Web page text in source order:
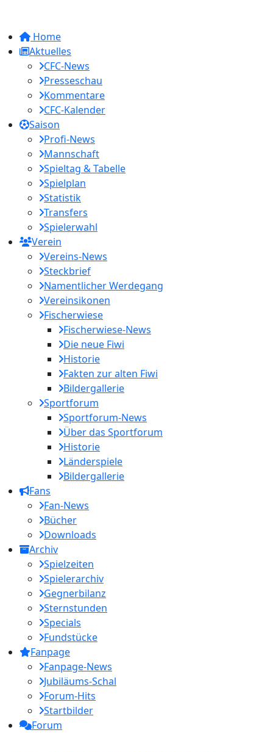
Home
Aktuelles
CFC-News
Presseschau
Kommentare
CFC-Kalender
Saison
Profi-News
Mannschaft
Spieltag & Tabelle
Spielplan
Statistik
Transfers
Spielerwahl
Verein
Vereins-News
Steckbrief
Namentlicher Werdegang
Vereinsikonen
Fischerwiese
Fischerwiese-News
Die neue Fiwi
Historie
Fakten zur alten Fiwi
Bildergallerie
Sportforum
Sportforum-News
Über das Sportforum
Historie
Länderspiele
Bildergallerie
Fans
Fan-News
Bücher
Downloads
Archiv
Spielzeiten
Spielerarchiv
Gegnerbilanz
Sternstunden
Specials
Fundstücke
Fanpage
Fanpage-News
Jubiläums-Schal
Forum-Hits
Startbilder
Forum